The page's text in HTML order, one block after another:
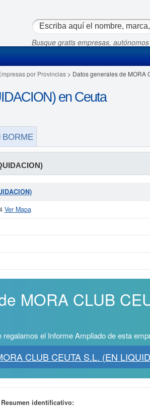
Busque gratis empresas,
por Provincias> Datos generales de MORA
en Ceuta
BORME
Ver Mapa
MORA CLUB
el Informe Ampliado de esta
CLUB CEUTA S.L. (EN
Resumen identificativo: